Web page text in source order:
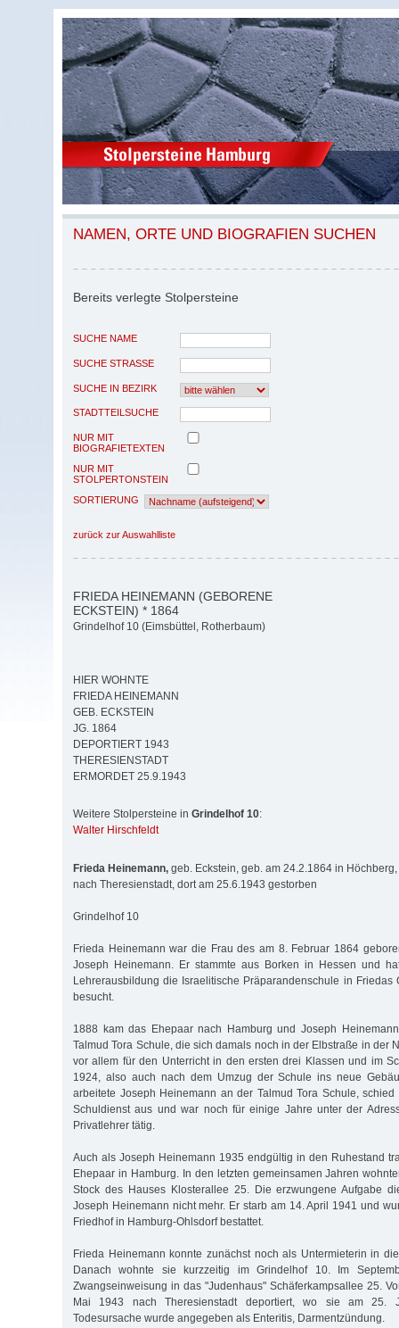
NAMEN, ORTE UND BIOGRAFIEN SUCHEN
Bereits verlegte Stolpersteine
SUCHE NAME
SUCHE STRASSE
SUCHE IN BEZIRK
STADTTEILSUCHE
NUR MIT
BIOGRAFIETEXTEN
NUR MIT
STOLPERTONSTEIN
SORTIERUNG
zurück zur Auswahlliste
FRIEDA HEINEMANN (GEBORENE
ECKSTEIN) * 1864
Grindelhof 10 (Eimsbüttel, Rotherbaum)
HIER WOHNTE
FRIEDA HEINEMANN
GEB. ECKSTEIN
JG. 1864
DEPORTIERT 1943
THERESIENSTADT
ERMORDET 25.9.1943
Weitere Stolpersteine in Grindelhof 10:
Walter Hirschfeldt
Frieda Heinemann, geb. Eckstein, geb. am 24.2.1864 in
nach Theresienstadt, dort am 25.6.1943 gestorben
Grindelhof 10
Frieda Heinemann war die Frau des am 8. Februar 1864
Joseph Heinemann. Er stammte aus Borken in Hessen und
Lehrerausbildung die Israelitische Präparandenschule in Friedas
besucht.
1888 kam das Ehepaar nach Hamburg und Joseph
Talmud Tora Schule, die sich damals noch in der Elbstraße in der
vor allem für den Unterricht in den ersten drei Klassen und im
1924, also auch nach dem Umzug der Schule ins neue
arbeitete Joseph Heinemann an der Talmud Tora Schule,
Schuldienst aus und war noch für einige Jahre unter der
Privatlehrer tätig.
Auch als Joseph Heinemann 1935 endgültig in den Ruhestand
Ehepaar in Hamburg. In den letzten gemeinsamen Jahren
Stock des Hauses Klosterallee 25. Die erzwungene Aufgabe
Joseph Heinemann nicht mehr. Er starb am 14. April 1941 und
Friedhof in Hamburg-Ohlsdorf bestattet.
Frieda Heinemann konnte zunächst noch als Untermieterin in
Danach wohnte sie kurzzeitig im Grindelhof 10. Im
Zwangseinweisung in das "Judenhaus" Schäferkampsallee 25.
Mai 1943 nach Theresienstadt deportiert, wo sie am 25.
Todesursache wurde angegeben als Enteritis, Darmentzündung.